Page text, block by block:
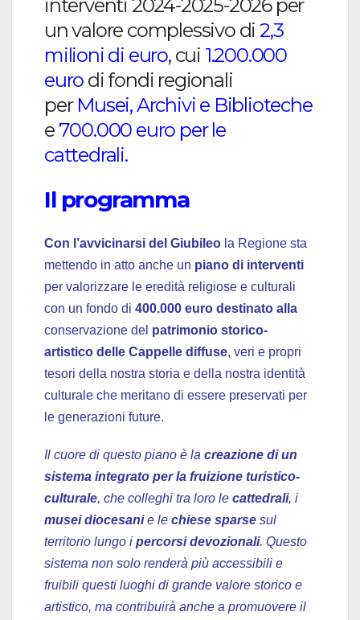
interventi 2024-2025-2026 per
un valore complessivo di 2,3
milioni di euro, cui 1.200.000
euro di fondi regionali
per Musei, Archivi e Biblioteche
e 700.000 euro per le
cattedrali.
Il programma
Con l’avvicinarsi del Giubileo la Regione sta
mettendo in atto anche un piano di interventi
per valorizzare le eredità religiose e culturali
con un fondo di 400.000 euro destinato alla
conservazione del patrimonio storico-
artistico delle Cappelle diffuse, veri e propri
tesori della nostra storia e della nostra identità
culturale che meritano di essere preservati per
le generazioni future.
Il cuore di questo piano è la creazione di un
sistema integrato per la fruizione turistico-
culturale, che colleghi tra loro le cattedrali, i
musei diocesanie le chiese sparse sul
territorio lungo i percorsi devozionali. Questo
sistema non solo renderà più accessibili e
fruibili questi luoghi di grande valore storico e
artistico, ma contribuirà anche a promuovere il